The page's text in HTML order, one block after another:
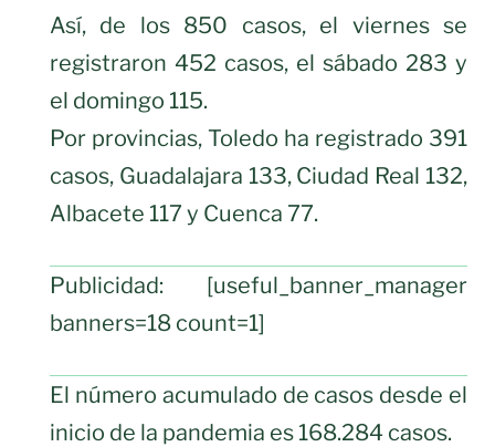
Así, de los 850 casos, el viernes se
registraron 452 casos, el sábado 283 y
el domingo 115.
Por provincias, Toledo ha registrado 391
casos, Guadalajara 133, Ciudad Real 132,
Albacete 117 y Cuenca 77.
Publicidad: [useful_banner_manager
banners=18 count=1]
El número acumulado de casos desde el
inicio de la pandemia es 168.284 casos.